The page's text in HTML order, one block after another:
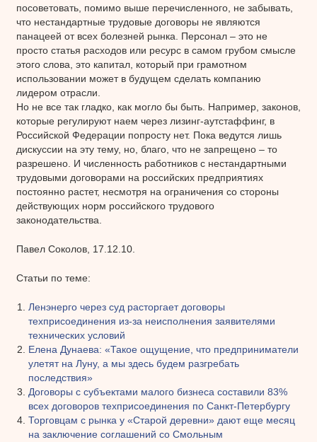
посоветовать, помимо выше перечисленного, не забывать,
что нестандартные трудовые договоры не являются
панацеей от всех болезней рынка. Персонал – это не
просто статья расходов или ресурс в самом грубом смысле
этого слова, это капитал, который при грамотном
использовании может в будущем сделать компанию
лидером отрасли.
Но не все так гладко, как могло бы быть. Например, законов,
которые регулируют наем через лизинг-аутстаффинг, в
Российской Федерации попросту нет. Пока ведутся лишь
дискуссии на эту тему, но, благо, что не запрещено – то
разрешено. И численность работников с нестандартными
трудовыми договорами на российских предприятиях
постоянно растет, несмотря на ограничения со стороны
действующих норм российского трудового
законодательства.
Павел Соколов, 17.12.10.
Статьи по теме:
Ленэнерго через суд расторгает договоры
техприсоединения из-за неисполнения заявителями
технических условий
Елена Дунаева: «Такое ощущение, что предприниматели
улетят на Луну, а мы здесь будем разгребать
последствия»
Договоры с субъектами малого бизнеса составили 83%
всех договоров техприсоединения по Санкт-Петербургу
Торговцам с рынка у «Старой деревни» дают еще месяц
на заключение соглашений со Смольным